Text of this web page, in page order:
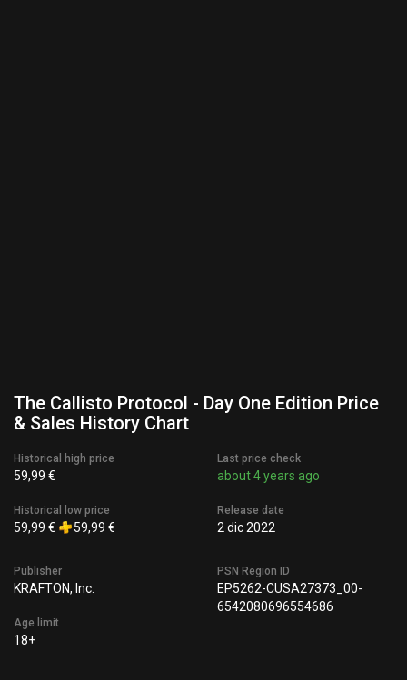
The Callisto Protocol - Day One Edition Price
& Sales History Chart
Historical high price
59,99 €
Historical low price
59,99 € 59,99 €
Last price check
about 4 years ago
Release date
2 dic 2022
Publisher
KRAFTON, Inc.
Age limit
18+
PSN Region ID
EP5262-CUSA27373_00-
6542080696554686